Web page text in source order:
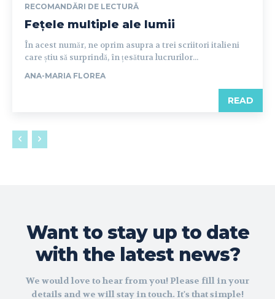
RECOMANDĂRI DE LECTURĂ
Fețele multiple ale lumii
În acest număr, ne oprim asupra a trei scriitori italieni
care știu să surprindă, în țesătura lucrurilor...
ANA-MARIA FLOREA
READ
Want to stay up to date
with the latest news?
We would love to hear from you! Please fill in your
details and we will stay in touch. It's that simple!